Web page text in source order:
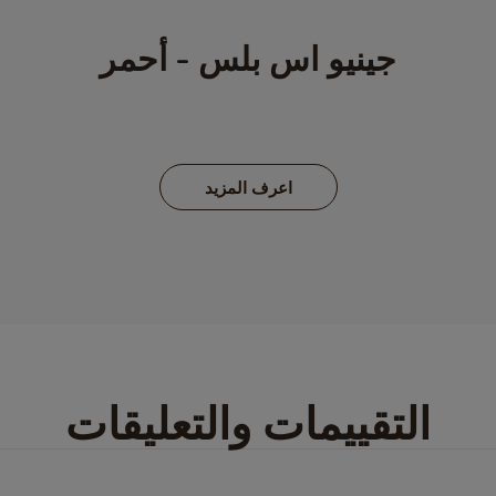
جينيو اس بلس - أحمر
اعرف المزيد
التقييمات والتعليقات